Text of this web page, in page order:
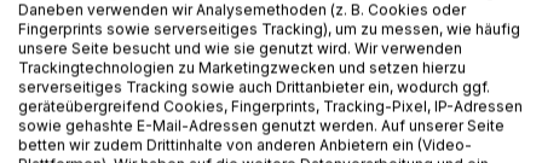
BESCHREIBUNG
Dieses Buch beinhaltet Dokumente aus den
Meusebachischen Ortschaften aus dem 17. bis zum 20.
Jahrhundert. In diesem Band sind alle Dokumente aus dem
Ort Waltersdorf (bei Stadtroda) zusammengefasst.
Daneben verwenden wir Analysemethoden (z. B. Cookies oder
Fingerprints sowie serverseitiges Tracking), um zu messen, wie häufig
unsere Seite besucht und wie sie genutzt wird. Wir verwenden
Trackingtechnologien zu Marketingzwecken und setzen hierzu
serverseitiges Tracking sowie auch Drittanbieter ein, wodurch ggf.
geräteübergreifend Cookies, Fingerprints, Tracking-Pixel, IP-Adressen
sowie gehashte E-Mail-Adressen genutzt werden. Auf unserer Seite
betten wir zudem Drittinhalte von anderen Anbietern ein (Video-